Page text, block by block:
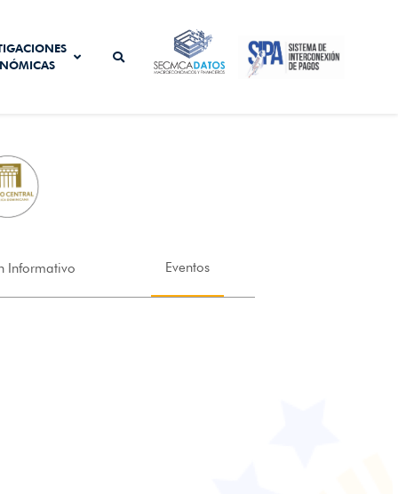
SECMCA
DATOS
SISTEMA DE
INTERCONEXIÓN
DE PAGOS
Informativo Eventos